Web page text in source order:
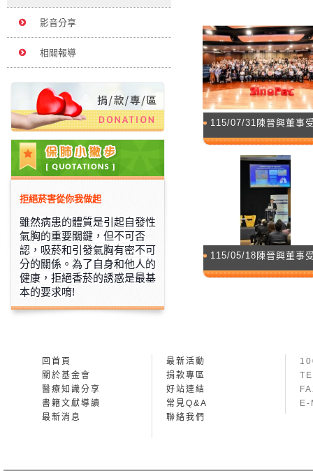
影音分享
相關報導
拒絕菸害從你我做起
雖然病患的體質是引起自發性
氣胸的重要關鍵，但不可否
認，吸菸和引發氣胸有密不可
分的關係。為了自身和他人的
健康，拒絕香菸的誘惑是最基
本的要求唷!
115/07/31陳晉興董事受邀永
115/05/18陳晉興董事受邀WHA79「Digital
回首頁
關於基金會
醫療知識分享
書籍文獻導讀
最新消息
最新活動
捐款專區
好站連結
常見Q&A
聯絡我們